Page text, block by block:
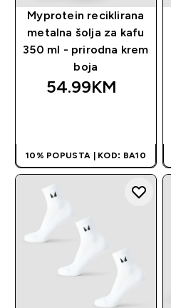
Myprotein reciklirana
metalna šolja za kafu
350 ml - prirodna krem
boja
54.99KM‎
10% POPUSTA | KOD: BA10